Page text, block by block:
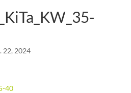
22, 2024
40